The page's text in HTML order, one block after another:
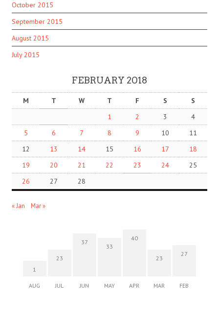
October 2015
September 2015
August 2015
July 2015
FEBRUARY 2018
M T W T F S
S
1
2 3
4
5
6 7 8 9 10
11
12
13 14 15 16 17
18
19
20 21 22 23 24
25
26
27 28
« Jan Mar »
1
AUG
23
JUL
37
JUN
33
MAY
40
APR
23
MAR
27
FEB